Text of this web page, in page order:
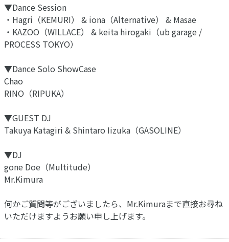
▼Dance Session
・Hagri（KEMURI） & iona（Alternative） & Masae
・KAZOO（WILLACE） & keita hirogaki（ub garage /
PROCESS TOKYO）
▼Dance Solo ShowCase
Chao
RINO（RIPUKA）
▼GUEST DJ
Takuya Katagiri & Shintaro Iizuka（GASOLINE）
▼DJ
gone Doe（Multitude）
Mr.Kimura
何かご質問等がございましたら、Mr.Kimuraまで直接お尋ね
いただけますようお願い申し上げます。